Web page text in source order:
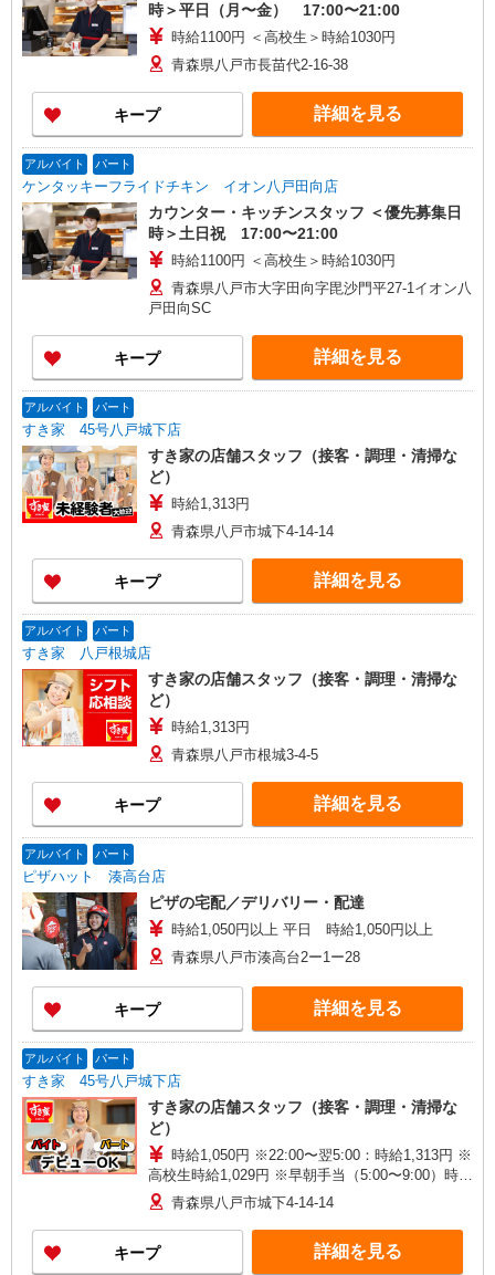
時＞平日（月〜金） 17:00〜21:00
時給1100円 ＜高校生＞時給1030円
青森県八戸市長苗代2-16-38
キープ 詳細を見る
アルバイト パート
ケンタッキーフライドチキン イオン八戸田向店
カウンター・キッチンスタッフ ＜優先募集日
時＞土日祝 17:00〜21:00
時給1100円 ＜高校生＞時給1030円
青森県八戸市大字田向字毘沙門平27-1イオン八
戸田向SC
キープ 詳細を見る
アルバイト パート
すき家 45号八戸城下店
すき家の店舗スタッフ（接客・調理・清掃な
ど）
時給1,313円
青森県八戸市城下4-14-14
キープ 詳細を見る
アルバイト パート
すき家 八戸根城店
すき家の店舗スタッフ（接客・調理・清掃な
ど）
時給1,313円
青森県八戸市根城3-4-5
キープ 詳細を見る
アルバイト パート
ピザハット 湊高台店
ピザの宅配／デリバリー・配達
時給1,050円以上 平日 時給1,050円以上
青森県八戸市湊高台2ー1ー28
キープ 詳細を見る
アルバイト パート
すき家 45号八戸城下店
すき家の店舗スタッフ（接客・調理・清掃な
ど）
時給1,050円 ※22:00〜翌5:00：時給1,313円 ※
高校生時給1,029円 ※早朝手当（5:00〜9:00）時給
＋150円
青森県八戸市城下4-14-14
キープ 詳細を見る